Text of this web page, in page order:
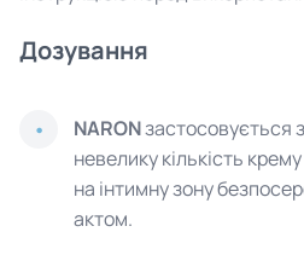
Дозування
NARONзастосовується
невелику кількість
на інтимну зону
актом.